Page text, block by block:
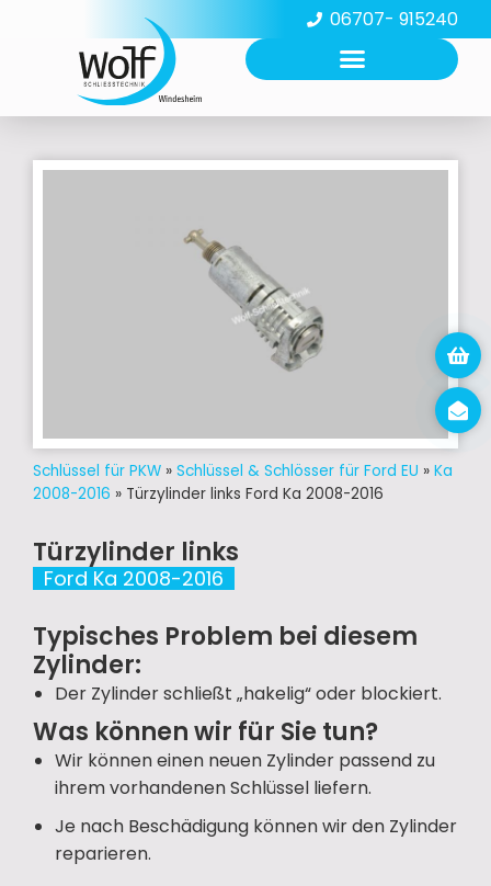
06707- 915240
Schlüssel für PKW » Schlüssel & Schlösser für Ford EU » Ka
2008-2016 » Türzylinder links Ford Ka 2008-2016
Türzylinder links
Ford Ka 2008-2016
Typisches Problem bei diesem
Zylinder:
Der Zylinder schließt „hakelig“ oder blockiert.
Was können wir für Sie tun?
Wir können einen neuen Zylinder passend zu
ihrem vorhandenen Schlüssel liefern.
Je nach Beschädigung können wir den Zylinder
reparieren.